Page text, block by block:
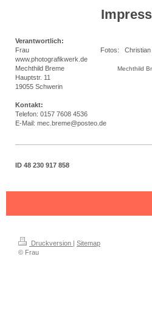
Verantwortlich:
Frau Fotos: Christian
www.photografikwerk.de
Mechthild Breme Mechthild
Hauptstr. 11
19055 Schwerin
Kontakt:
Telefon: 0157 7608 4536
E-Mail: mec.breme@posteo.de
ID 48 230 917 858
Druckversion | Sitemap
© Frau